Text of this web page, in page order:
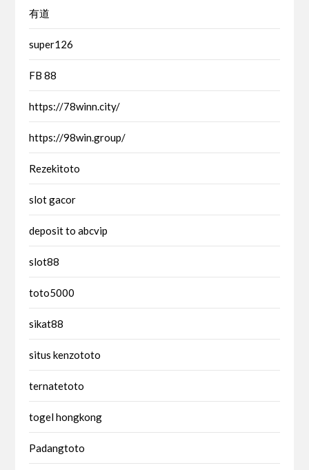
有道
super126
FB 88
https://78winn.city/
https://98win.group/
Rezekitoto
slot gacor
deposit to abcvip
slot88
toto5000
sikat88
situs kenzototo
ternatetoto
togel hongkong
Padangtoto